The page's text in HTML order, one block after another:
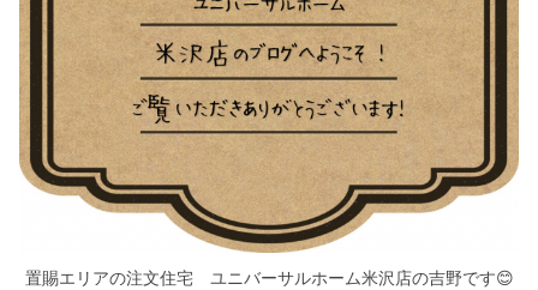
建築実例
モデルハウス 検索・見学予約
シミュレー ション
コラボ情報
米沢店 TOPへ
置賜エリアの注文住宅 ユニバーサルホーム米沢店の吉野です😊